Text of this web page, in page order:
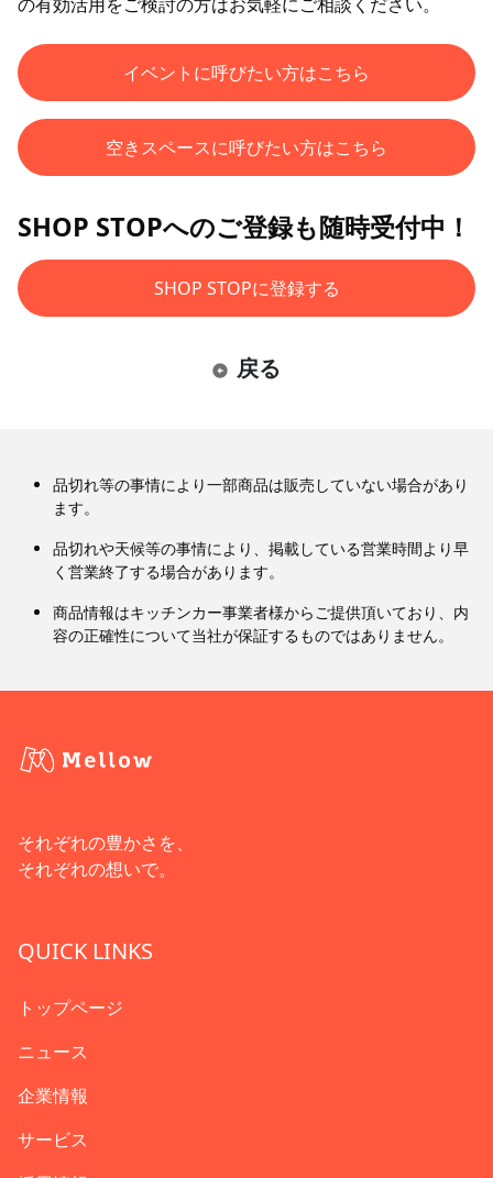
イベントに呼びたい方はこちら
空きスペースに呼びたい方はこちら
SHOP STOPへのご登録も随時受付中！
SHOP STOPに登録する
戻る
品切れ等の事情により一部商品は販売していない場合があり
ます。
品切れや天候等の事情により、掲載している営業時間より早
く営業終了する場合があります。
商品情報はキッチンカー事業者様からご提供頂いており、内
容の正確性について当社が保証するものではありません。
それぞれの豊かさを、
それぞれの想いで。
QUICK LINKS
トップページ
ニュース
企業情報
サービス